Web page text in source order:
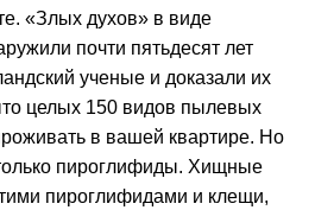
«Злых духов» в виде
почти пятьдесят лет
ученые и доказали их
целых 150 видов пылевых
в вашей квартире. Но
пироглифиды. Хищные
пироглифидами и клещи,